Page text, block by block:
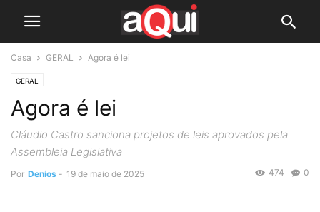
Casa GERAL Agora é lei
GERAL
Agora é lei
Cláudio Castro sanciona projetos de leis aprovados pela
Assembleia Legislativa
Por Denios - 19 de maio de 2025 0
474